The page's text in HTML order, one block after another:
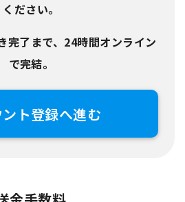
ください。
完了まで、24時間オンライン
で完結。
ト登録へ進む